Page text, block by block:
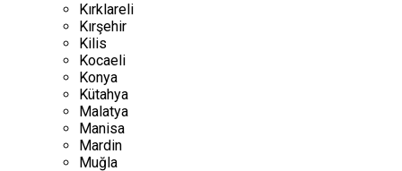
Kırklareli
Kırşehir
Kilis
Kocaeli
Konya
Kütahya
Malatya
Manisa
Mardin
Muğla